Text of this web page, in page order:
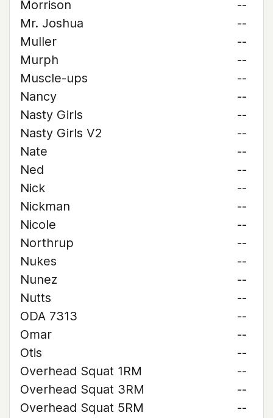
Morrison
--
Mr. Joshua
--
Muller
--
Murph
--
Muscle-ups
--
Nancy
--
Nasty Girls
--
Nasty Girls V2
--
Nate
--
Ned
--
Nick
--
Nickman
--
Nicole
--
Northrup
--
Nukes
--
Nunez
--
Nutts
--
ODA 7313
--
Omar
--
Otis
--
Overhead Squat 1RM
--
Overhead Squat 3RM
--
Overhead Squat 5RM
--